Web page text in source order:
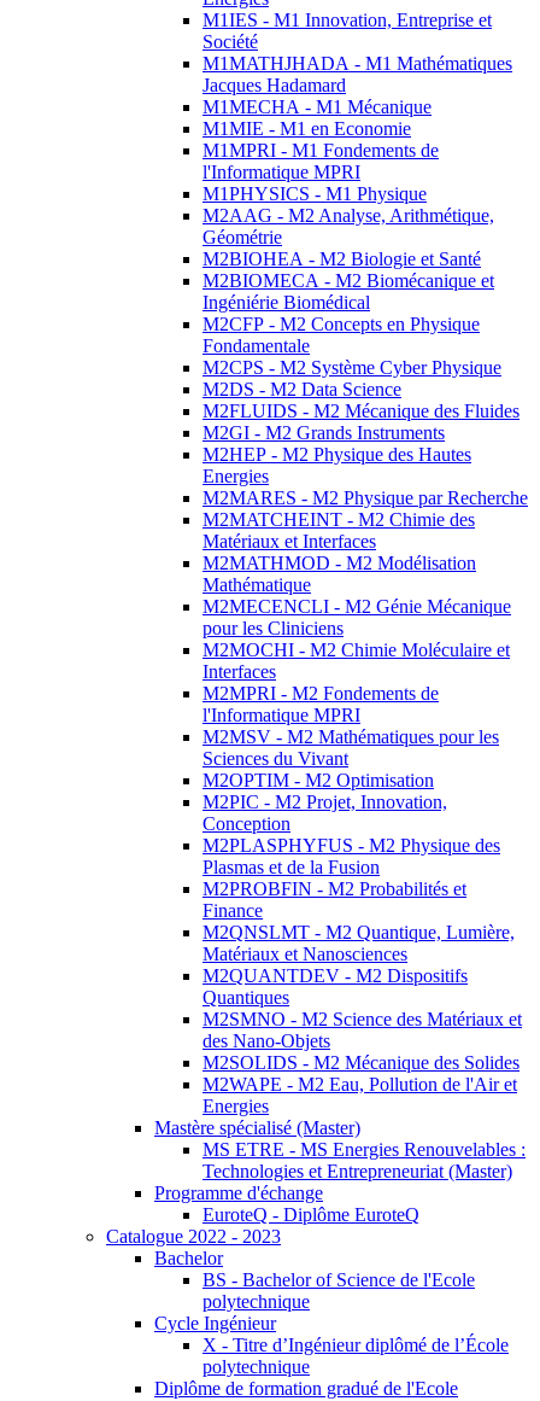
M1IES - M1 Innovation, Entreprise et
Société
M1MATHJHADA - M1 Mathématiques
Jacques Hadamard
M1MECHA - M1 Mécanique
M1MIE - M1 en Economie
M1MPRI - M1 Fondements de
l'Informatique MPRI
M1PHYSICS - M1 Physique
M2AAG - M2 Analyse, Arithmétique,
Géométrie
M2BIOHEA - M2 Biologie et Santé
M2BIOMECA - M2 Biomécanique et
Ingéniérie Biomédical
M2CFP - M2 Concepts en Physique
Fondamentale
M2CPS - M2 Système Cyber Physique
M2DS - M2 Data Science
M2FLUIDS - M2 Mécanique des Fluides
M2GI - M2 Grands Instruments
M2HEP - M2 Physique des Hautes
Energies
M2MARES - M2 Physique par Recherche
M2MATCHEINT - M2 Chimie des
Matériaux et Interfaces
M2MATHMOD - M2 Modélisation
Mathématique
M2MECENCLI - M2 Génie Mécanique
pour les Cliniciens
M2MOCHI - M2 Chimie Moléculaire et
Interfaces
M2MPRI - M2 Fondements de
l'Informatique MPRI
M2MSV - M2 Mathématiques pour les
Sciences du Vivant
M2OPTIM - M2 Optimisation
M2PIC - M2 Projet, Innovation,
Conception
M2PLASPHYFUS - M2 Physique des
Plasmas et de la Fusion
M2PROBFIN - M2 Probabilités et
Finance
M2QNSLMT - M2 Quantique, Lumière,
Matériaux et Nanosciences
M2QUANTDEV - M2 Dispositifs
Quantiques
M2SMNO - M2 Science des Matériaux et
des Nano-Objets
M2SOLIDS - M2 Mécanique des Solides
M2WAPE - M2 Eau, Pollution de l'Air et
Energies
Mastère spécialisé (Master)
MS ETRE - MS Energies Renouvelables :
Technologies et Entrepreneuriat (Master)
Programme d'échange
EuroteQ - Diplôme EuroteQ
Catalogue 2022 - 2023
Bachelor
BS - Bachelor of Science de l'Ecole
polytechnique
Cycle Ingénieur
X - Titre d’Ingénieur diplômé de l’École
polytechnique
Diplôme de formation gradué de l'Ecole